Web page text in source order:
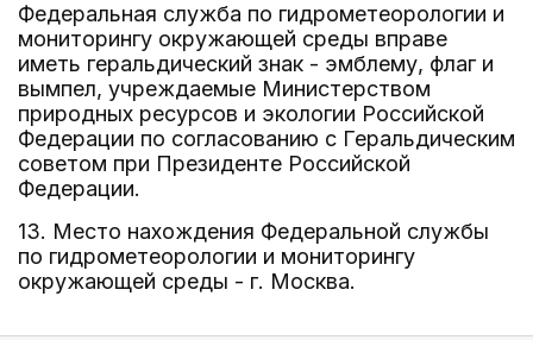
Федеральная служба по гидрометеорологии и
мониторингу окружающей среды вправе
иметь геральдический знак - эмблему, флаг и
вымпел, учреждаемые Министерством
природных ресурсов и экологии Российской
Федерации по согласованию с Геральдическим
советом при Президенте Российской
Федерации.
13. Место нахождения Федеральной службы
по гидрометеорологии и мониторингу
окружающей среды - г. Москва.